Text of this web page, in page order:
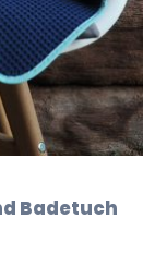
Badetuch